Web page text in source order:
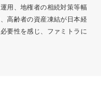
用、地権者の相続対策等幅
高齢者の資産凍結が日本経
要性を感じ、ファミトラに